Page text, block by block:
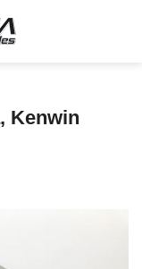
Kenwin